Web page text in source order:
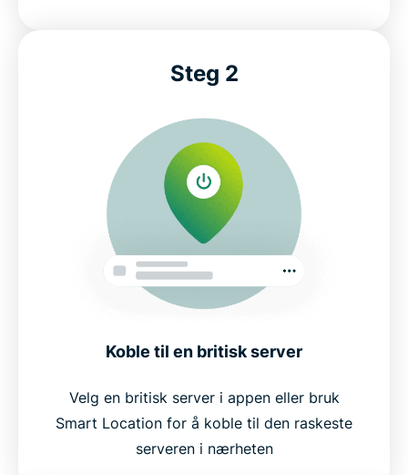
Steg 2
Koble til en britisk server
Velg en britisk server i appen eller bruk
Smart Location for å koble til den raskeste
serveren i nærheten